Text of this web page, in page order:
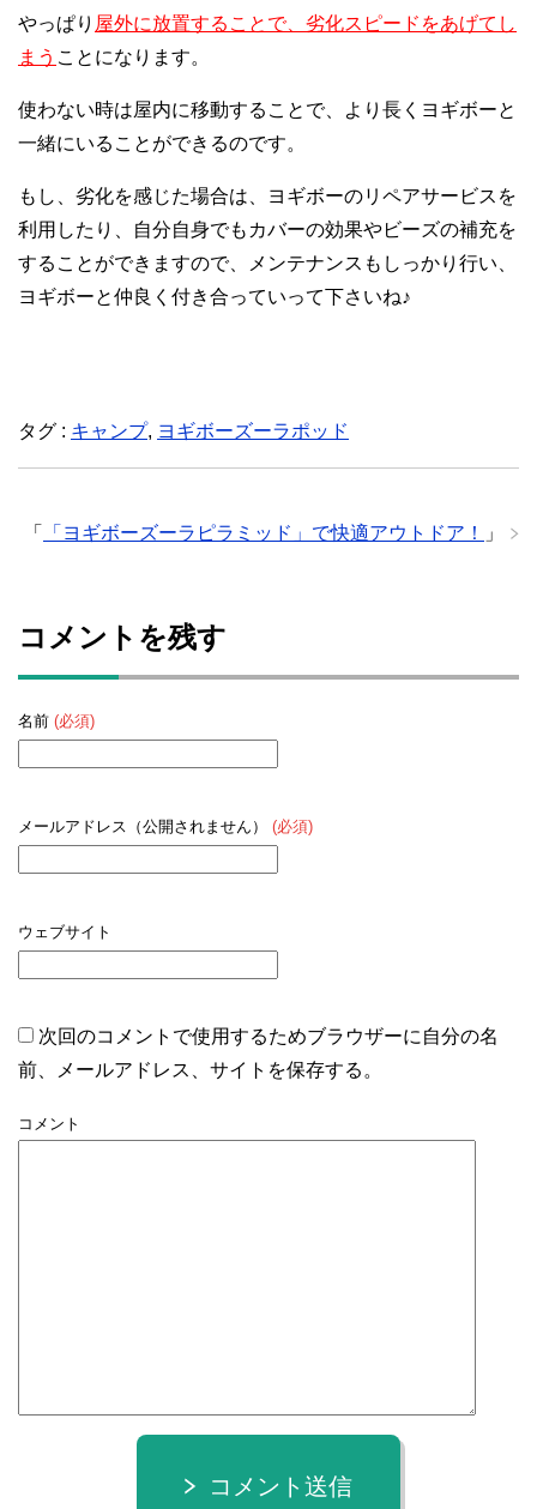
やっぱり 屋外に放置することで、劣化スピードをあげてし
まう ことになります。
使わない時は屋内に移動することで、より長くヨギボーと
一緒にいることができるのです。
もし、劣化を感じた場合は、ヨギボーのリペアサービスを
利用したり、自分自身でもカバーの効果やビーズの補充を
することができますので、メンテナンスもしっかり行い、
ヨギボーと仲良く付き合っていって下さいね♪
タグ : キャンプ, ヨギボーズーラポッド
「 「ヨギボーズーラピラミッド」で快適アウトドア！ 」
コメントを残す
名前 (必須)
メールアドレス（公開されません） (必須)
ウェブサイト
次回のコメントで使用するためブラウザーに自分の名
前、メールアドレス、サイトを保存する。
コメント
コメント送信